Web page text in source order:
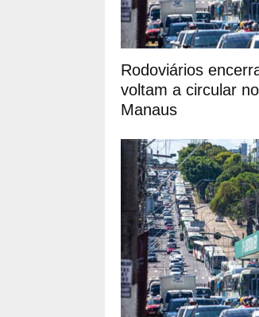
Rodoviários
voltam a circular
Manaus